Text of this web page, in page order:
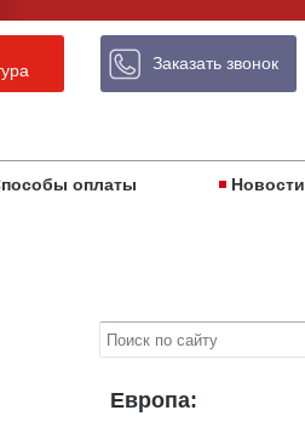
Заказать звонок
оплаты Новости
Европа: